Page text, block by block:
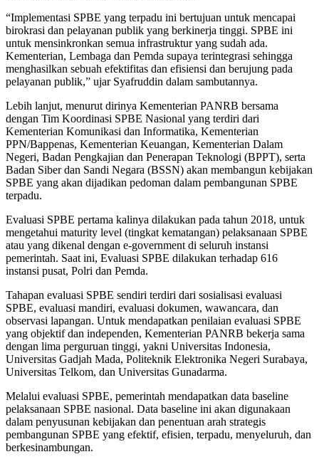
“Implementasi SPBE yang terpadu ini bertujuan untuk mencapai
birokrasi dan pelayanan publik yang berkinerja tinggi. SPBE ini
untuk mensinkronkan semua infrastruktur yang sudah ada.
Kementerian, Lembaga dan Pemda supaya terintegrasi sehingga
menghasilkan sebuah efektifitas dan efisiensi dan berujung pada
pelayanan publik,” ujar Syafruddin dalam sambutannya.
Lebih lanjut, menurut dirinya Kementerian PANRB bersama
dengan Tim Koordinasi SPBE Nasional yang terdiri dari
Kementerian Komunikasi dan Informatika, Kementerian
PPN/Bappenas, Kementerian Keuangan, Kementerian Dalam
Negeri, Badan Pengkajian dan Penerapan Teknologi (BPPT), serta
Badan Siber dan Sandi Negara (BSSN) akan membangun kebijakan
SPBE yang akan dijadikan pedoman dalam pembangunan SPBE
terpadu.
Evaluasi SPBE pertama kalinya dilakukan pada tahun 2018, untuk
mengetahui maturity level (tingkat kematangan) pelaksanaan SPBE
atau yang dikenal dengan e-government di seluruh instansi
pemerintah. Saat ini, Evaluasi SPBE dilakukan terhadap 616
instansi pusat, Polri dan Pemda.
Tahapan evaluasi SPBE sendiri terdiri dari sosialisasi evaluasi
SPBE, evaluasi mandiri, evaluasi dokumen, wawancara, dan
observasi lapangan. Untuk mendapatkan penilaian evaluasi SPBE
yang objektif dan independen, Kementerian PANRB bekerja sama
dengan lima perguruan tinggi, yakni Universitas Indonesia,
Universitas Gadjah Mada, Politeknik Elektronika Negeri Surabaya,
Universitas Telkom, dan Universitas Gunadarma.
Melalui evaluasi SPBE, pemerintah mendapatkan data baseline
pelaksanaan SPBE nasional. Data baseline ini akan digunakaan
dalam penyusunan kebijakan dan penentuan arah strategis
pembangunan SPBE yang efektif, efisien, terpadu, menyeluruh, dan
berkesinambungan.